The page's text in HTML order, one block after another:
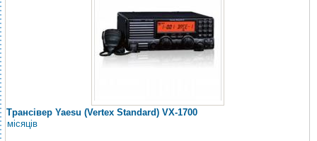
Трансівер Yaesu (Vertex Standard) VX-1700
місяців